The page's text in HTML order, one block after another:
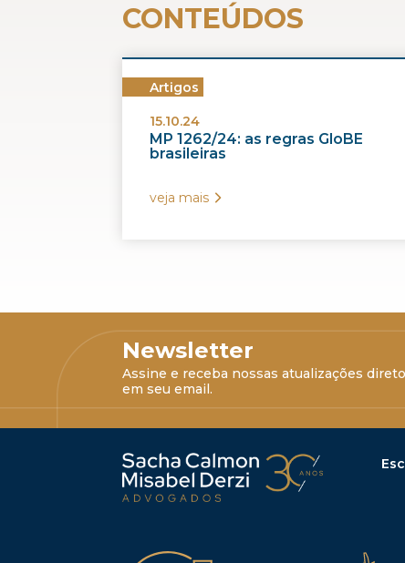
CONTEÚDOS
Artigos
15.10.24
MP 1262/24: as regras GloBE
brasileiras
veja mais
Newsletter
Assine e receba nossas atualizações direto
em seu email.